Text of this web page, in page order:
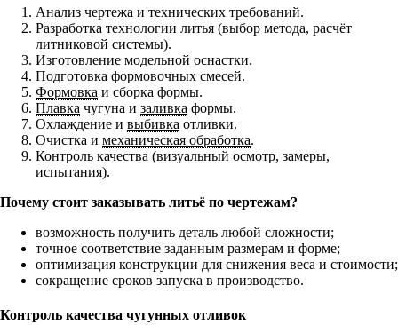
Анализ чертежа и технических требований.
Разработка технологии литья (выбор метода, расчёт
литниковой системы).
Изготовление модельной оснастки.
Подготовка формовочных смесей.
Формовка и сборка формы.
Плавка чугуна и заливка формы.
Охлаждение и выбивка отливки.
Очистка и механическая обработка.
Контроль качества (визуальный осмотр, замеры,
испытания).
Почему стоит заказывать литьё по чертежам?
возможность получить деталь любой сложности;
точное соответствие заданным размерам и форме;
оптимизация конструкции для снижения веса и стоимости;
сокращение сроков запуска в производство.
Контроль качества чугунных отливок